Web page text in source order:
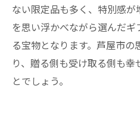
ない限定品も多く、特別感が
を思い浮かべながら選んだ
る宝物となります。芦屋市
り、贈る側も受け取る側も
とでしょう。